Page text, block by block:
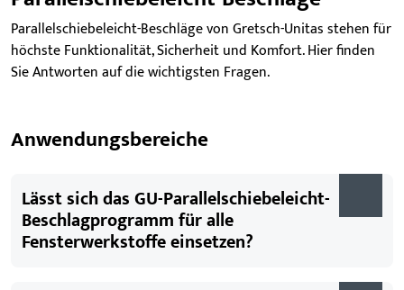
Parallelschiebeleicht-Beschläge von Gretsch-Unitas stehen für
höchste Funktionalität, Sicherheit und Komfort. Hier finden
Sie Antworten auf die wichtigsten Fragen.
Anwendungsbereiche
Lässt sich das GU-Parallelschiebeleicht-
Beschlagprogramm für alle
Fensterwerkstoffe einsetzen?